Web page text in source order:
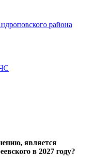
района
является
в 2027 году?